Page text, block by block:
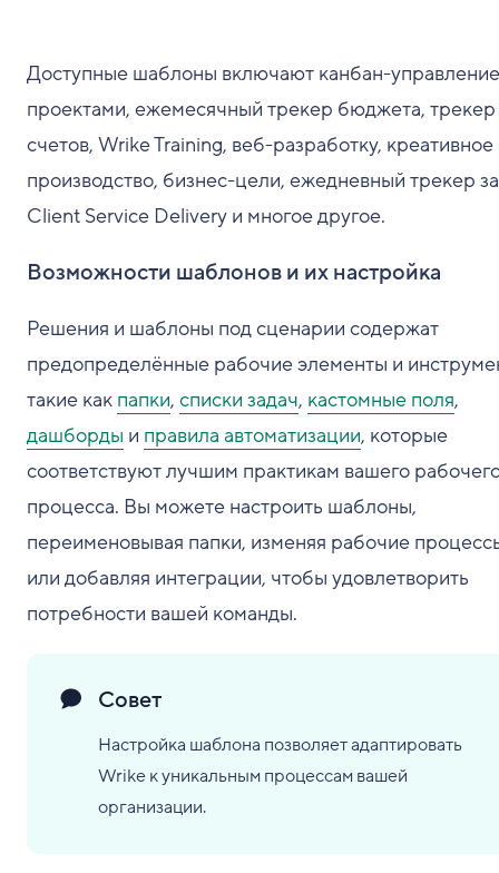
Доступные шаблоны включают канбан-управление
проектами, ежемесячный трекер бюджета, трекер
счетов, Wrike Training, веб-разработку, креативное
производство, бизнес-цели, ежедневный трекер
Client Service Delivery и многое другое.
Возможности шаблонов и их настройка
Решения и шаблоны под сценарии содержат
предопределённые рабочие элементы и
такие как папки, списки задач, кастомные поля,
дашборды и правила автоматизации, которые
соответствуют лучшим практикам вашего
процесса. Вы можете настроить шаблоны,
переименовывая папки, изменяя рабочие
или добавляя интеграции, чтобы удовлетворить
потребности вашей команды.
Совет
Настройка шаблона позволяет адаптировать
Wrike к уникальным процессам вашей
организации.